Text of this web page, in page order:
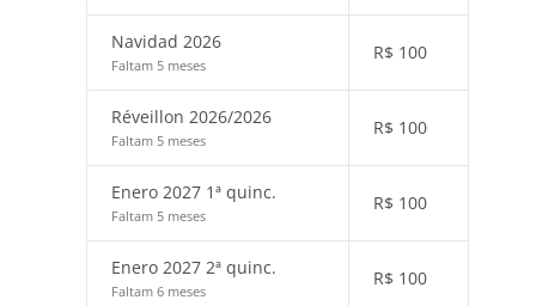
Navidad 2026
Faltam 5 meses
R$ 100
Réveillon 2026/2026
Faltam 5 meses
R$ 100
Enero 2027 1ª quinc.
Faltam 5 meses
R$ 100
Enero 2027 2ª quinc.
Faltam 6 meses
R$ 100